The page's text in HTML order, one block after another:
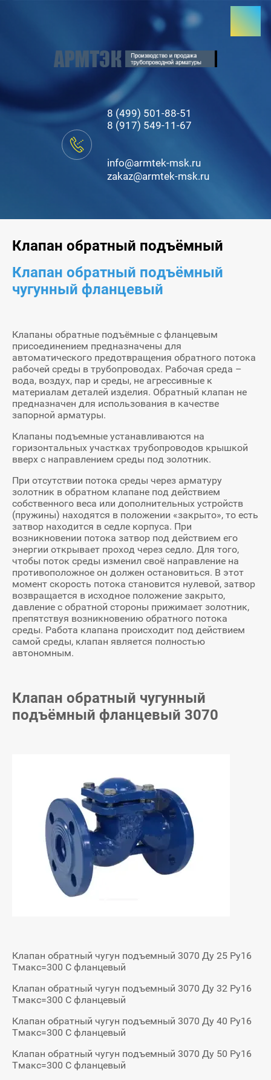
8 (499) 501-88-51
8 (917) 549-11-67
info@armtek-msk.ru
zakaz@armtek-msk.ru
Клапан обратный подъёмный
Клапан обратный подъёмный
чугунный фланцевый
Клапаны обратные подъёмные с фланцевым
присоединением предназначены для
автоматического предотвращения обратного потока
рабочей среды в трубопроводах. Рабочая среда –
вода, воздух, пар и среды, не агрессивные к
материалам деталей изделия. Обратный клапан не
предназначен для использования в качестве
запорной арматуры.
Клапаны подъемные устанавливаются на
горизонтальных участках трубопроводов крышкой
вверх с направлением среды под золотник.
При отсутствии потока среды через арматуру
золотник в обратном клапане под действием
собственного веса или дополнительных устройств
(пружины) находятся в положении «закрыто», то есть
затвор находится в седле корпуса. При
возникновении потока затвор под действием его
энергии открывает проход через седло. Для того,
чтобы поток среды изменил своё направление на
противоположное он должен остановиться. В этот
момент скорость потока становится нулевой, затвор
возвращается в исходное положение закрыто,
давление с обратной стороны прижимает золотник,
препятствуя возникновению обратного потока
среды. Работа клапана происходит под действием
самой среды, клапан является полностью
автономным.
Клапан обратный чугунный
подъёмный фланцевый 3070
Клапан обратный чугун подъемный 3070 Ду 25 Ру16
Тмакс=300 С фланцевый
Клапан обратный чугун подъемный 3070 Ду 32 Ру16
Тмакс=300 С фланцевый
Клапан обратный чугун подъемный 3070 Ду 40 Ру16
Тмакс=300 С фланцевый
Клапан обратный чугун подъемный 3070 Ду 50 Ру16
Тмакс=300 С фланцевый